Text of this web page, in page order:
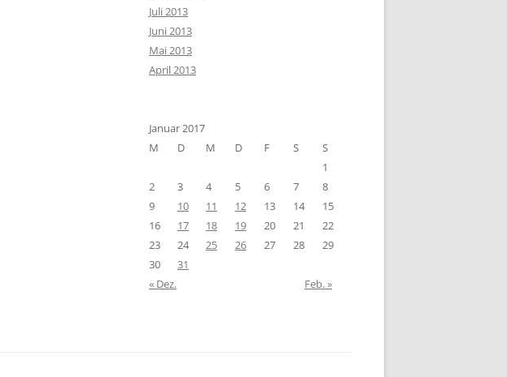
Juli 2013
Juni 2013
Mai 2013
April 2013
Januar 2017
M
D M D F S
S
1
2
3 4 5 6 7
8
9
10 11 12 13 14
15
16
17 18 19 20 21
22
23
24 25 26 27 28
29
30
31
« Dez.
Feb. »